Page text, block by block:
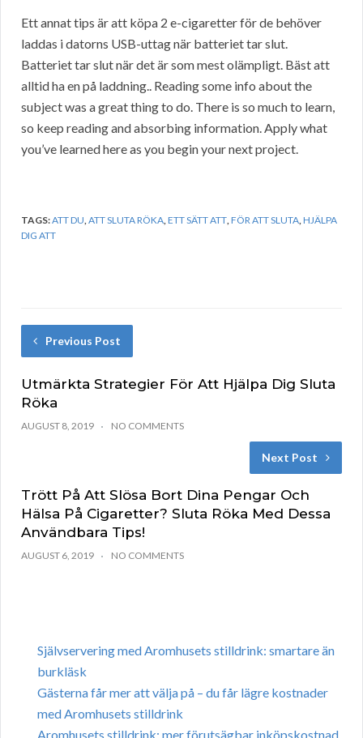
Ett annat tips är att köpa 2 e-cigaretter för de behöver
laddas i datorns USB-uttag när batteriet tar slut.
Batteriet tar slut när det är som mest olämpligt. Bäst att
alltid ha en på laddning.. Reading some info about the
subject was a great thing to do. There is so much to learn,
so keep reading and absorbing information. Apply what
you’ve learned here as you begin your next project.
TAGS:ATT DU,ATT SLUTA RÖKA,ETT SÄTT ATT,FÖR ATT SLUTA,HJÄLPA
DIG ATT
Previous Post
Utmärkta Strategier För Att Hjälpa Dig Sluta
Röka
AUGUST 8, 2019 NO COMMENTS
Next Post
Trött På Att Slösa Bort Dina Pengar Och
Hälsa På Cigaretter? Sluta Röka Med Dessa
Användbara Tips!
AUGUST 6, 2019 NO COMMENTS
Självservering med Aromhusets stilldrink: smartare än
burkläsk
Gästerna får mer att välja på – du får lägre kostnader
med Aromhusets stilldrink
Aromhusets stilldrink: mer förutsägbar inköpskostnad